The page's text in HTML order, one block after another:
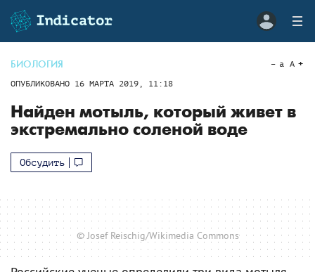
БИОЛОГИЯ
ОПУБЛИКОВАНО 16 МАРТА 2019, 11:18
a A
Найден мотыль, который живет в
экстремально соленой воде
Обсудить
© Josef Reischig/Wikimedia Commons